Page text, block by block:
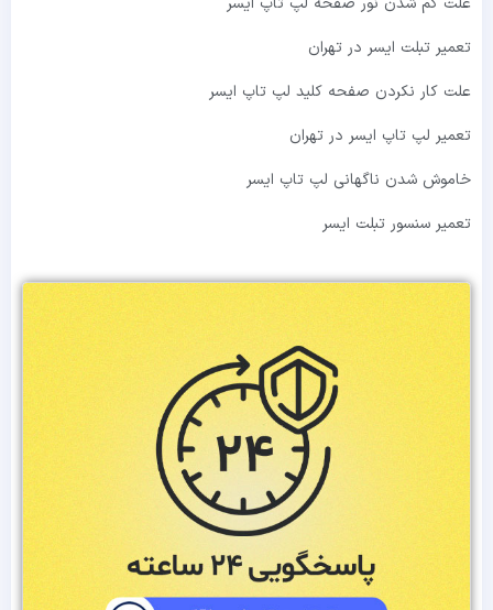
تعمیر تبلت ایسر در تهران
علت کار نکردن صفحه کلید لپ تاپ ایسر
تعمیر لپ تاپ ایسر در تهران
خاموش شدن ناگهانی لپ تاپ ایسر
تعمیر سنسور تبلت ایسر